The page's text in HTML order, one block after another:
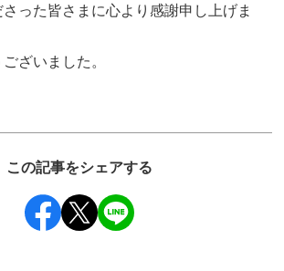
った皆さまに心より感謝申し上げま
ざいました。
この記事をシェアする